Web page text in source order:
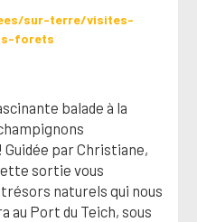
sur-terre/visites-
forets
balade à la
par Christiane,
sortie vous
naturels qui nous
au Port du Teich, sous